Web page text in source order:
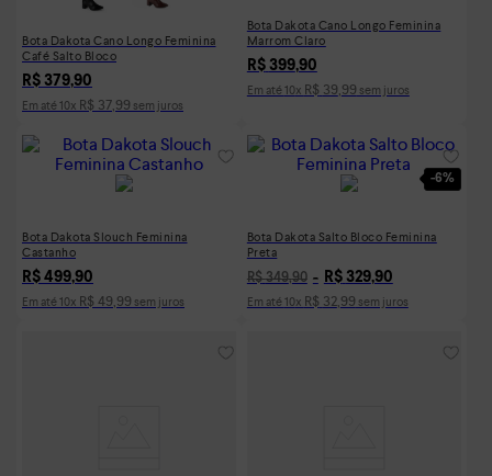
Bota Dakota Cano Longo Feminina
Café Salto Bloco
R$ 379,90
Em até 10x R$ 37,99 sem juros
Bota Dakota Cano Longo Feminina
Marrom Claro
R$ 399,90
Em até 10x R$ 39,99 sem juros
Bota Dakota Slouch Feminina
Castanho
R$ 499,90
Em até 10x R$ 49,99 sem juros
-6%
Bota Dakota Salto Bloco Feminina
Preta
R$ 349,90 R$ 329,90
Em até 10x R$ 32,99 sem juros